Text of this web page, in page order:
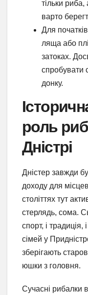
тільки риба,
варто
Для
ляща або
затоках.
спробувати
донку.
роль
Дністрі
Дністер завжди
доходу для
століттях тут
стерлядь, сома.
спорт, і традиція,
сімей у
зберігають
юшки з головня.
Сучасні рибалки